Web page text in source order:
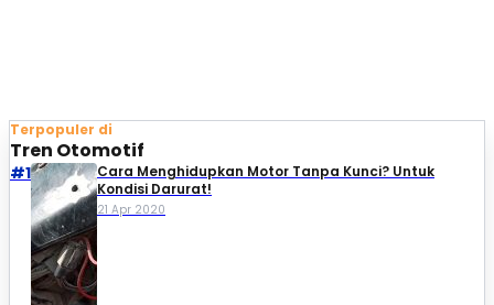
Terpopuler di
Tren Otomotif
#1
Cara Menghidupkan Motor Tanpa Kunci? Untuk
Kondisi Darurat!
21 Apr 2020